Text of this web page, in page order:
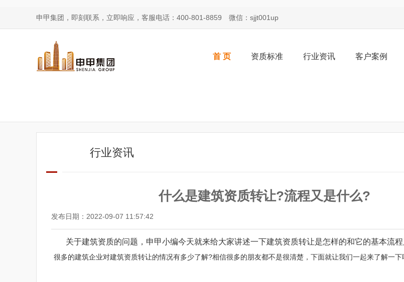
申甲集团，即刻联系，立即响应，客服电话：400-801-8859 微信：sjjt001up
首 页 资质标准 行业资讯 客户案例
行业资讯
什么是建筑资质转让?流程又是什么?
发布日期：2022-09-07 11:57:42
关于建筑资质的问题，申甲小编今天就来给大家讲述一下建筑资质转让是怎样的和它的基本流
很多的建筑企业对建筑资质转让的情况有多少了解?相信很多的朋友都不是很清楚，下面就让我们一起来了解一下